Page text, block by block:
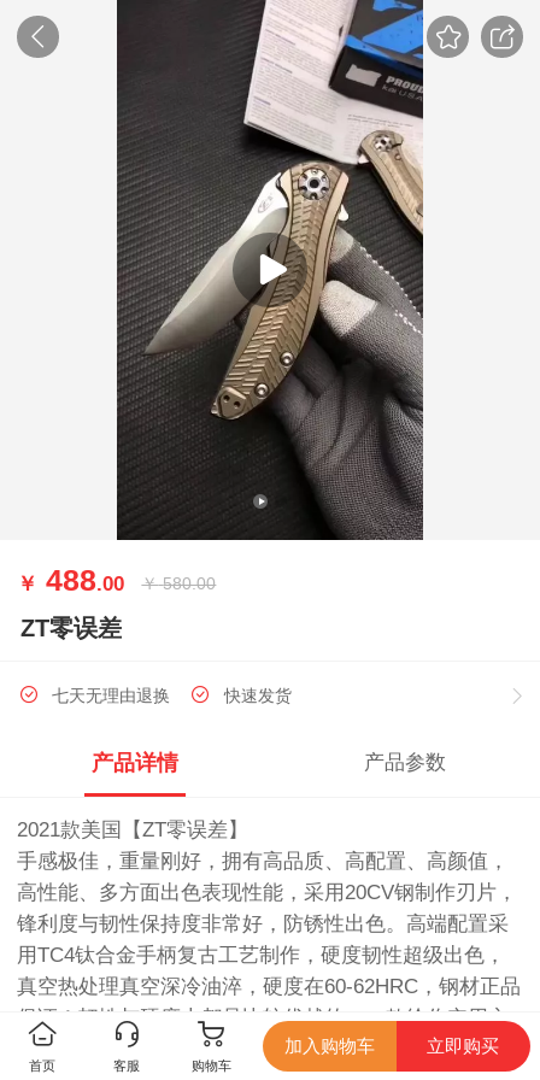
￥ 488.00 ￥ 580.00
ZT零误差
七天无理由退换 快速发货
产品详情 产品参数
2021款美国【ZT零误差】
手感极佳，重量刚好，拥有高品质、高配置、高颜值，
高性能、多方面出色表现性能，采用20CV钢制作刃片，
锋利度与韧性保持度非常好，防锈性出色。高端配置采
用TC4钛合金手柄复古工艺制作，硬度韧性超级出色，
真空热处理真空深冷油淬，硬度在60-62HRC，钢材正品
保证！韧性与硬度上都是比较优越的，一款给你实用方
便携带的快开轴承折刀
首页 客服 购物车
加入购物车 立即购买